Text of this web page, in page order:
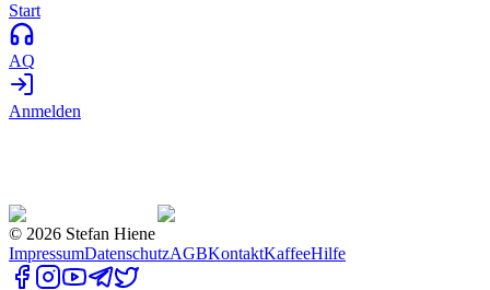
Start
AQ
Anmelden
© 2026 Stefan Hiene
ImpressumDatenschutzAGBKontaktKaffeeHilfe